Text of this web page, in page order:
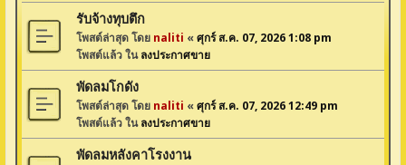
รับจ้างทุบตึก
โพสต์ล่าสุด โดย naliti «ศุกร์ ส.ค. 07, 2026 1:08 pm
โพสต์แล้ว ในลงประกาศขาย
พัดลมโกดัง
โพสต์ล่าสุด โดย naliti «ศุกร์ ส.ค. 07, 2026 12:49 pm
โพสต์แล้ว ในลงประกาศขาย
พัดลมหลังคาโรงงาน